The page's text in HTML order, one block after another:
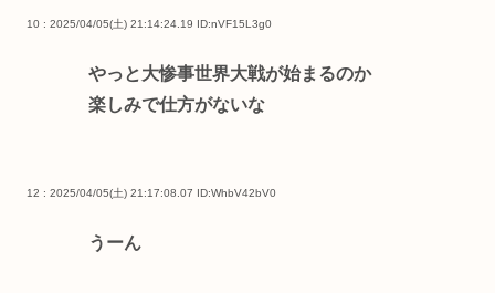
10 : 2025/04/05(土) 21:14:24.19 ID:nVF15L3g0
やっと大惨事世界大戦が始まるのか
楽しみで仕方がないな
12 : 2025/04/05(土) 21:17:08.07 ID:WhbV42bV0
うーん